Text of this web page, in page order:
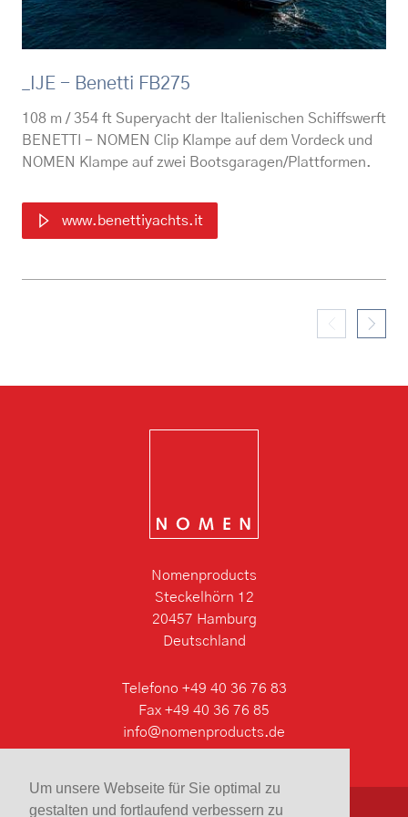
Um unsere Webseite für Sie optimal zu
gestalten und fortlaufend verbessern zu
IT
Contatta
_IJE - Benetti FB275
108 m / 354 ft Superyacht der Italienischen Schiffswerft
BENETTI - NOMEN Clip Klampe auf dem Vordeck und
NOMEN Klampe auf zwei Bootsgaragen/Plattformen.
www.benettiyachts.it
Nomenproducts
Steckelhörn 12
20457 Hamburg
Deutschland
Telefono +49 40 36 76 83
Fax +49 40 36 76 85
info@nomenproducts.de
Condizioni di vendita